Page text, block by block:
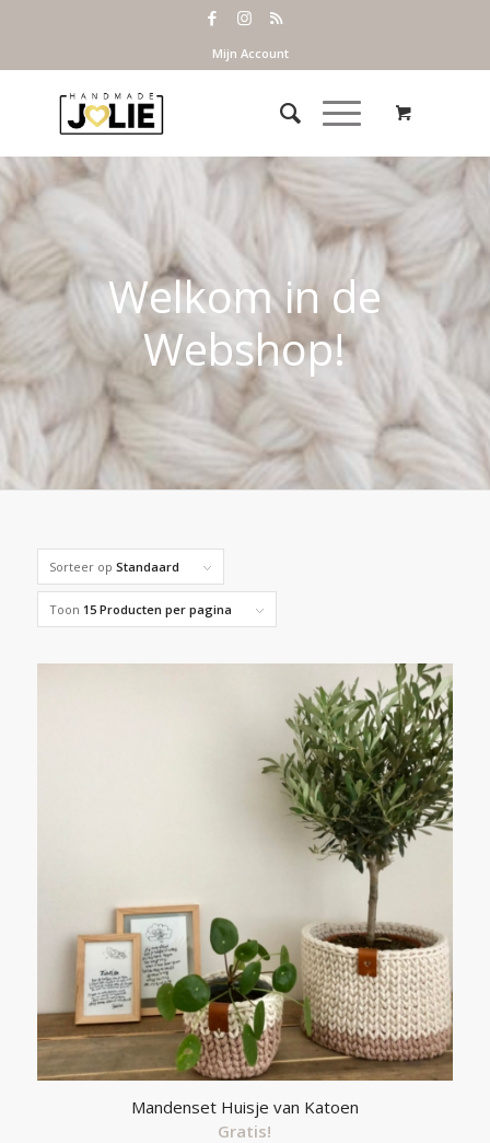
Mijn Account
Welkom in de
Webshop!
Sorteer op Standaard
Toon 15 Producten per pagina
Mandenset Huisje van Katoen
Gratis!